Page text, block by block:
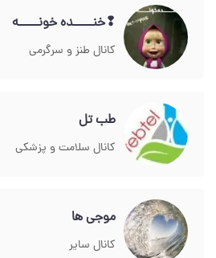
❢خنـــــده خونـــــه
کانال طنز و سرگرمی
طب تل
کانال سلامت و پزشکی
موجی ها
کانال سایر